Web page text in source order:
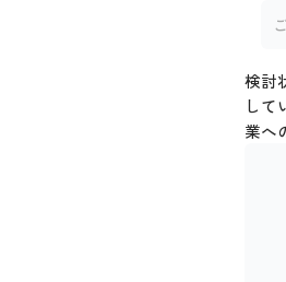
検討
して
業へ